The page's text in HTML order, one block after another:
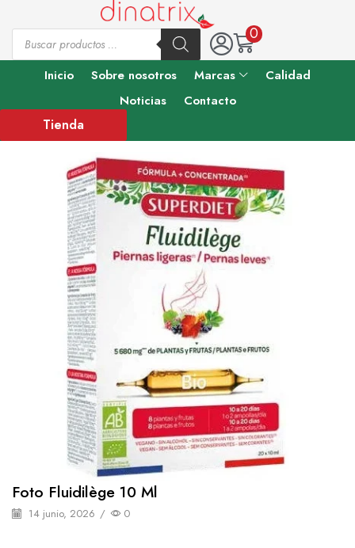
0
Inicio Sobre nosotros Marcas
Calidad
Noticias
Contacto
Tienda
Foto Fluidilège 10 Ml
14 junio, 2026 / 0